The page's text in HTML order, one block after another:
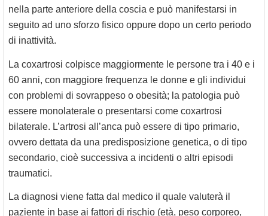
nella parte anteriore della coscia e può manifestarsi in
seguito ad uno sforzo fisico oppure dopo un certo periodo
di inattività.
La coxartrosi colpisce maggiormente le persone tra i 40 e i
60 anni, con maggiore frequenza le donne e gli individui
con problemi di sovrappeso o obesità; la patologia può
essere monolaterale o presentarsi come coxartrosi
bilaterale. L’artrosi all’anca può essere di tipo primario,
ovvero dettata da una predisposizione genetica, o di tipo
secondario, cioè successiva a incidenti o altri episodi
traumatici.
La diagnosi viene fatta dal medico il quale valuterà il
paziente in base ai fattori di rischio (età, peso corporeo,